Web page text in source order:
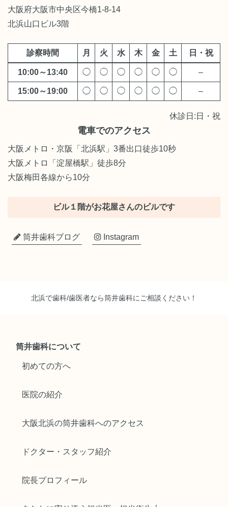
大阪府大阪市中央区今橋1-8-14
北浜山口ビル3階
診察時間 月 火 水 木 金 土 日・祝
10:00～13:40 ◯ ◯ ◯ ◯ ◯ ◯ –
15:00～19:00 ◯ ◯ ◯ ◯ ◯ ◯ –
休診日:日・祝
電車でのアクセス
大阪メトロ・京阪「北浜駅」3番出口徒歩10秒
大阪メトロ「淀屋橋駅」徒歩8分
大阪梅田各線から10分
ビル１階がお花屋さんのビルです
筒井歯科ブログ Instagram
北浜で歯科/歯医者なら筒井歯科にご相談ください！
筒井歯科について
初めての方へ
医院の紹介
大阪北浜の筒井歯科へのアクセス
ドクター・スタッフ紹介
院長プロフィール